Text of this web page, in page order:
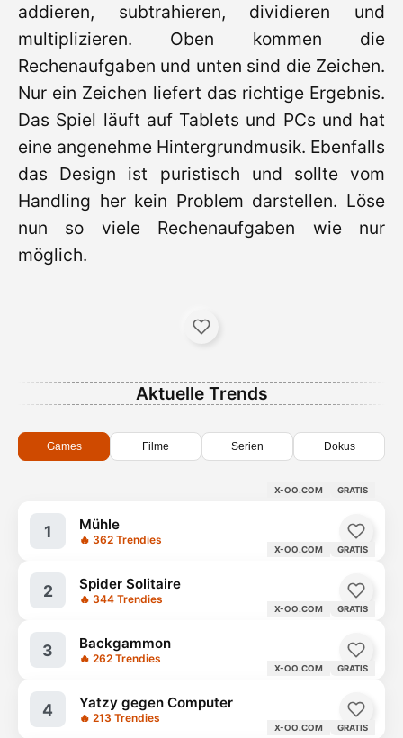
addieren, subtrahieren, dividieren und
multiplizieren. Oben kommen die
Rechenaufgaben und unten sind die Zeichen.
Nur ein Zeichen liefert das richtige Ergebnis.
Das Spiel läuft auf Tablets und PCs und hat
eine angenehme Hintergrundmusik. Ebenfalls
das Design ist puristisch und sollte vom
Handling her kein Problem darstellen. Löse
nun so viele Rechenaufgaben wie nur
möglich.
Aktuelle Trends
Games Filme Serien Dokus
X-OO.COM GRATIS
1 Mühle
🔥 362 Trendies
X-OO.COM GRATIS
2 Spider Solitaire
🔥 344 Trendies
X-OO.COM GRATIS
3 Backgammon
🔥 262 Trendies
X-OO.COM GRATIS
4 Yatzy gegen Computer
🔥 213 Trendies
X-OO.COM GRATIS